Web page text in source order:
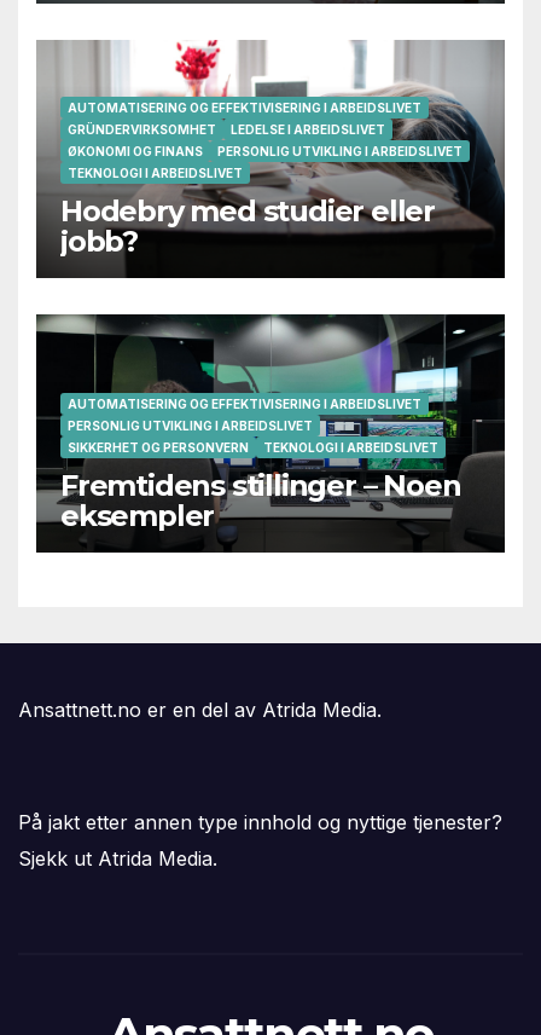
AUTOMATISERING OG EFFEKTIVISERING I ARBEIDSLIVET
GRÜNDERVIRKSOMHET
LEDELSE I ARBEIDSLIVET
ØKONOMI OG FINANS
PERSONLIG UTVIKLING I ARBEIDSLIVET
TEKNOLOGI I ARBEIDSLIVET
Hodebry med studier eller
jobb?
AUTOMATISERING OG EFFEKTIVISERING I ARBEIDSLIVET
PERSONLIG UTVIKLING I ARBEIDSLIVET
SIKKERHET OG PERSONVERN
TEKNOLOGI I ARBEIDSLIVET
Fremtidens stillinger – Noen
eksempler
Ansattnett.no er en del av Atrida Media.
På jakt etter annen type innhold og nyttige tjenester?
Sjekk ut Atrida Media.